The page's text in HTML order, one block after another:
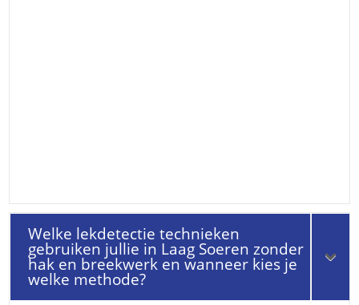
Welke lekdetectie technieken
gebruiken jullie in Laag Soeren zonder
hak en breekwerk en wanneer kies je
welke methode?